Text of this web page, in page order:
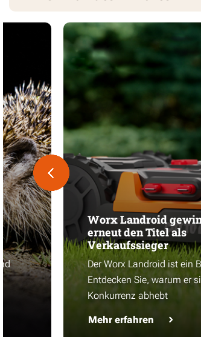
Worx Landroid
erneut den Titel als
Verkaufssieger
Der Worx Landroid ist ein
Entdecken Sie, warum er
Konkurrenz abhebt
Mehr erfahren